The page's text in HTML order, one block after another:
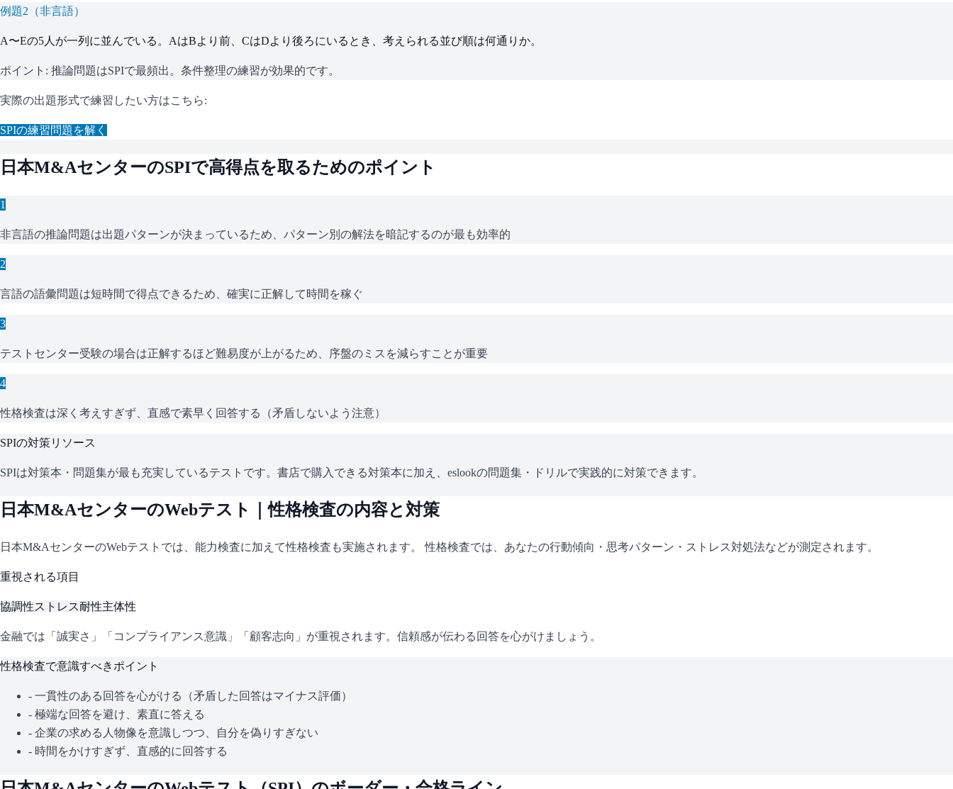
例題2 （非言語）
A〜Eの5人が一列に並んでいる。AはBより前、CはDより後ろにいるとき、考えられる並び順は何通りか。
ポイント: 推論問題はSPIで最頻出。条件整理の練習が効果的です。
実際の出題形式で練習したい方はこちら:
SPIの練習問題を解く
日本M&AセンターのSPIで高得点を取るためのポイント
1
非言語の推論問題は出題パターンが決まっているため、パターン別の解法を暗記するのが最も効率的
2
言語の語彙問題は短時間で得点できるため、確実に正解して時間を稼ぐ
3
テストセンター受験の場合は正解するほど難易度が上がるため、序盤のミスを減らすことが重要
4
性格検査は深く考えすぎず、直感で素早く回答する（矛盾しないよう注意）
SPIの対策リソース
SPIは対策本・問題集が最も充実しているテストです。書店で購入できる対策本に加え、eslookの問題集・ドリルで実践的に対策できます。
日本M&AセンターのWebテスト｜性格検査の内容と対策
日本M&AセンターのWebテストでは、能力検査に加えて性格検査も実施されます。 性格検査では、あなたの行動傾向・思考パターン・ストレス対処法などが測定されます。
重視される項目
協調性ストレス耐性主体性
金融では「誠実さ」「コンプライアンス意識」「顧客志向」が重視されます。信頼感が伝わる回答を心がけましょう。
性格検査で意識すべきポイント
- 一貫性のある回答を心がける（矛盾した回答はマイナス評価）
- 極端な回答を避け、素直に答える
- 企業の求める人物像を意識しつつ、自分を偽りすぎない
- 時間をかけすぎず、直感的に回答する